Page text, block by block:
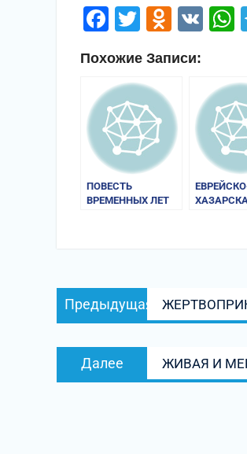
Facebook
TwitterVK
Похожие Записи:
ПОВЕСТЬ
ВРЕМЕННЫХ ЛЕТ
Навигация
по
Предыдущая
запись:
Далее
запись:
ЖИВАЯ И